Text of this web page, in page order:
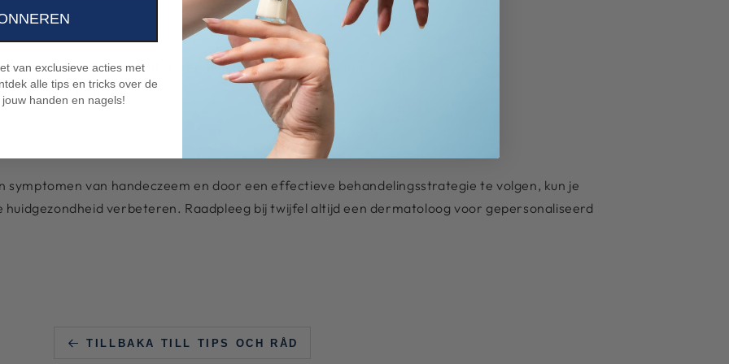
van de Nederlandse Vereniging voor Dermatologie
op Thuisarts.nl
symptomen van handeczeem en door een effectieve behandelingsstrategie te volgen, kun je
verbeteren. Raadpleeg bij twijfel altijd een dermatoloog voor gepersonaliseerd
TILLBAKA TILL TIPS OCH RÅD
van exclusieve acties met
alle tips en tricks over de
handen en nagels!